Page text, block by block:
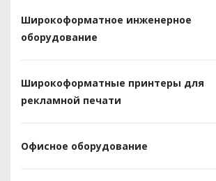
Широкоформатное инженерное
оборудование
Широкоформатные принтеры для
рекламной печати
Офисное оборудование